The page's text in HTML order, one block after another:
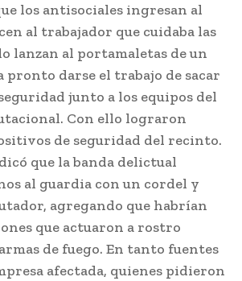
los antisociales ingresan al
al trabajador que cuidaba las
lanzan al portamaletas de un
pronto darse el trabajo de sacar
junto a los equipos del
Con ello lograron
de seguridad del recinto.
que la banda delictual
al guardia con un cordel y
agregando que habrían
que actuaron a rostro
de fuego. En tanto fuentes
afectada, quienes pidieron